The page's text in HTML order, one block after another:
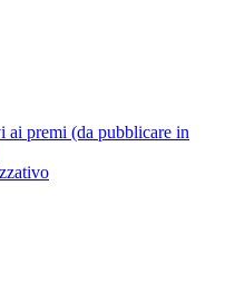
ai premi (da pubblicare in